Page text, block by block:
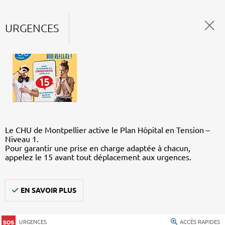
URGENCES
Le CHU de Montpellier active le Plan Hôpital en Tension –
Niveau 1.
Pour garantir une prise en charge adaptée à chacun,
appelez le 15 avant tout déplacement aux urgences.
EN SAVOIR PLUS
URGENCES ACCÈS RAPIDES